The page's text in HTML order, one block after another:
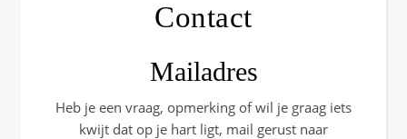
Contact
Mailadres
Heb je een vraag, opmerking of wil je graag iets
kwijt dat op je hart ligt, mail gerust naar